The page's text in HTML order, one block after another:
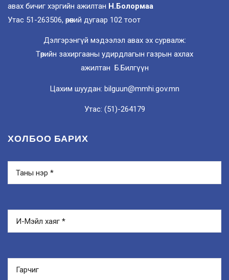
авах бичиг хэргийн ажилтан Н.Болормаа
Утас 51-263506, өрөөний дугаар 102 тоот
Дэлгэрэнгүй мэдээлэл авах эх сурвалж:
Төрийн захиргааны удирдлагын газрын ахлах
ажилтан Б.Билгүүн
Цахим шуудан: bilguun@mmhi.gov.mn
Утас: (51)-264179
ХОЛБОО БАРИХ